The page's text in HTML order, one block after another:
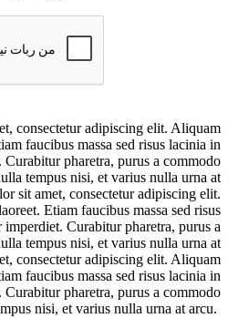
consectetur adipiscing elit. Aliquam
faucibus massa sed risus lacinia in
pharetra, purus a commodo
tempus nisi, et varius nulla urna at
sit amet, consectetur adipiscing elit.
Etiam faucibus massa sed risus
Curabitur pharetra, purus a
tempus nisi, et varius nulla urna at
consectetur adipiscing elit. Aliquam
faucibus massa sed risus lacinia in
pharetra, purus a commodo
nisi, et varius nulla urna at arcu.